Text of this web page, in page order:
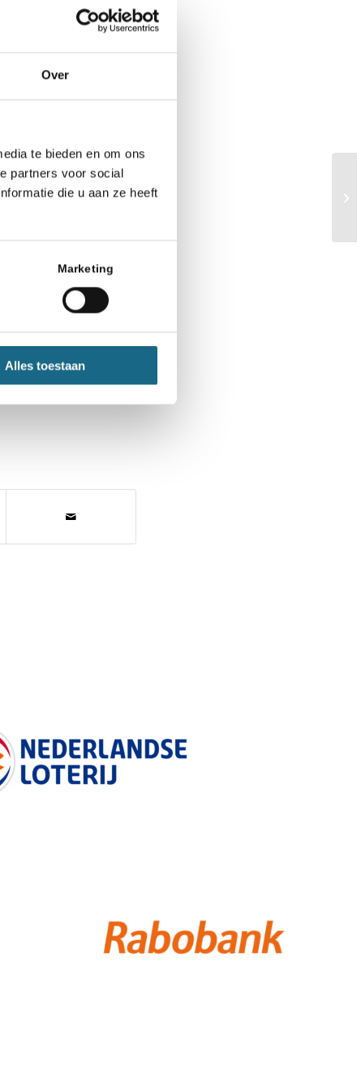
Over
te bieden en om ons
partners voor social
die u aan ze heeft
Marketing
Alles toestaan
van het Tata
Ruim 15.000
de prachtige
steeds enorm
de afgelopen